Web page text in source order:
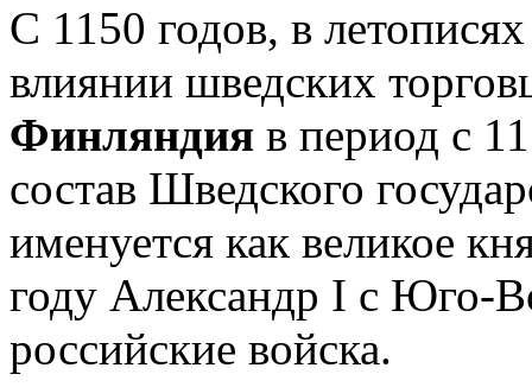
С 1150 годов, в
влиянии шведских
Финляндия в период с
состав Шведского
именуется как великое
году Александр I с Юго-
российские войска.